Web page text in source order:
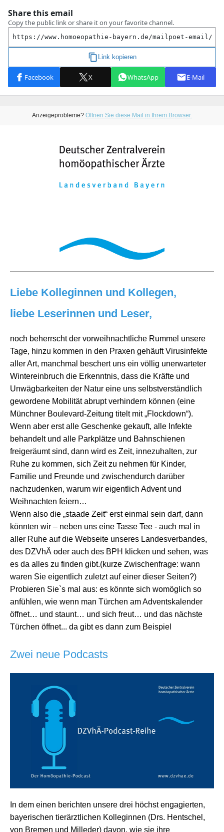
Anzeigeprobleme? Öffnen Sie diese Mail in Ihrem Browser.
Liebe Kolleginnen und Kollegen,
liebe Leserinnen und Leser,
noch beherrscht der vorweihnachtliche Rummel unsere
Tage, hinzu kommen in den Praxen gehäuft Virusinfekte
aller Art, manchmal beschert uns ein völlig unerwarteter
Wintereinbruch die Erkenntnis, dass die Kräfte und
Unwägbarkeiten der Natur eine uns selbstverständlich
gewordene Mobilität abrupt verhindern können (eine
Münchner Boulevard-Zeitung titelt mit „Flockdown“).
Wenn aber erst alle Geschenke gekauft, alle Infekte
behandelt und alle Parkplätze und Bahnschienen
freigeräumt sind, dann wird es Zeit, innezuhalten, zur
Ruhe zu kommen, sich Zeit zu nehmen für Kinder,
Familie und Freunde und zwischendurch darüber
nachzudenken, warum wir eigentlich Advent und
Weihnachten feiern…
Wenn also die „staade Zeit“ erst einmal sein darf, dann
könnten wir – neben uns eine Tasse Tee - auch mal in
aller Ruhe auf die Webseite unseres Landesverbandes,
des DZVhÄ oder auch des BPH klicken und sehen, was
es da alles zu finden gibt.(kurze Zwischenfrage: wann
waren Sie eigentlich zuletzt auf einer dieser Seiten?)
Probieren Sie`s mal aus: es könnte sich womöglich so
anfühlen, wie wenn man Türchen am Adventskalender
öffnet… und staunt… und sich freut… und das nächste
Türchen öffnet... da gibt es dann zum Beispiel
Zwei neue Podcasts
In dem einen berichten unsere drei höchst engagierten,
bayerischen tierärztlichen Kolleginnen (Drs. Hentschel,
von Bremen und Milleder) davon, wie sie ihre